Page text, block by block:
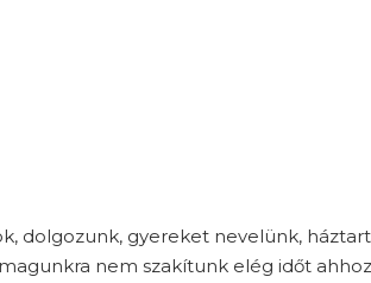
dolgozunk, gyereket nevelünk,
nem szakítunk elég időt